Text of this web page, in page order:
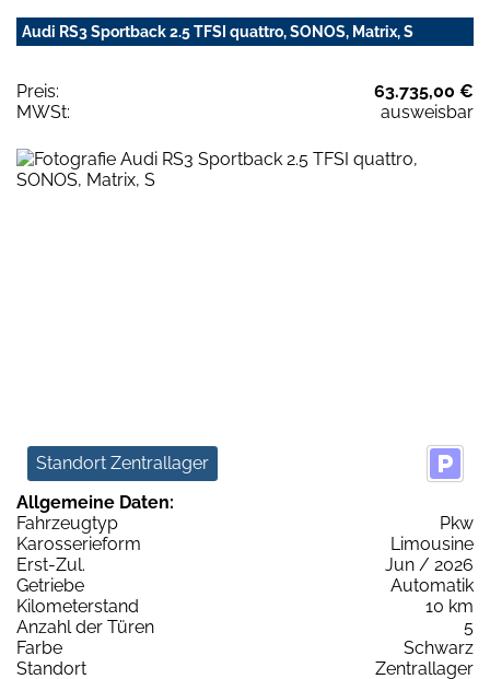
Audi RS3 Sportback 2.5 TFSI quattro, SONOS, Matrix, S
Preis:
63.735,00 €
MWSt:
ausweisbar
Standort Zentrallager
Allgemeine Daten:
Fahrzeugtyp
Pkw
Karosserieform
Limousine
Erst-Zul.
Jun / 2026
Getriebe
Automatik
Kilometerstand
10 km
Anzahl der Türen
5
Farbe
Schwarz
Standort
Zentrallager